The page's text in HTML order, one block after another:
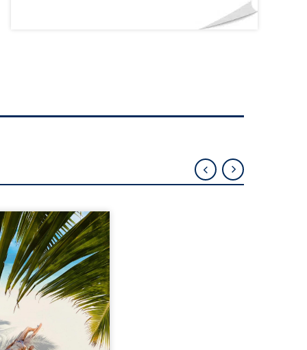
Pierre, jeune retraité,
qu’il est devenu une
femme métissée de
ans. À peine a-t-il
à apprivoiser ce
corps qu’Ange surgit
sa vie et fait vaciller
ses certitudes. Entre
est immédiate,
jusqu’à ce qu’un
familial fasse planer